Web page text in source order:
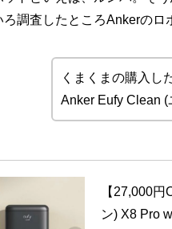
調査したところAnkerのロ
くまくまの購入し
Anker Eufy Clean
【27,000
ン) X8 Pro